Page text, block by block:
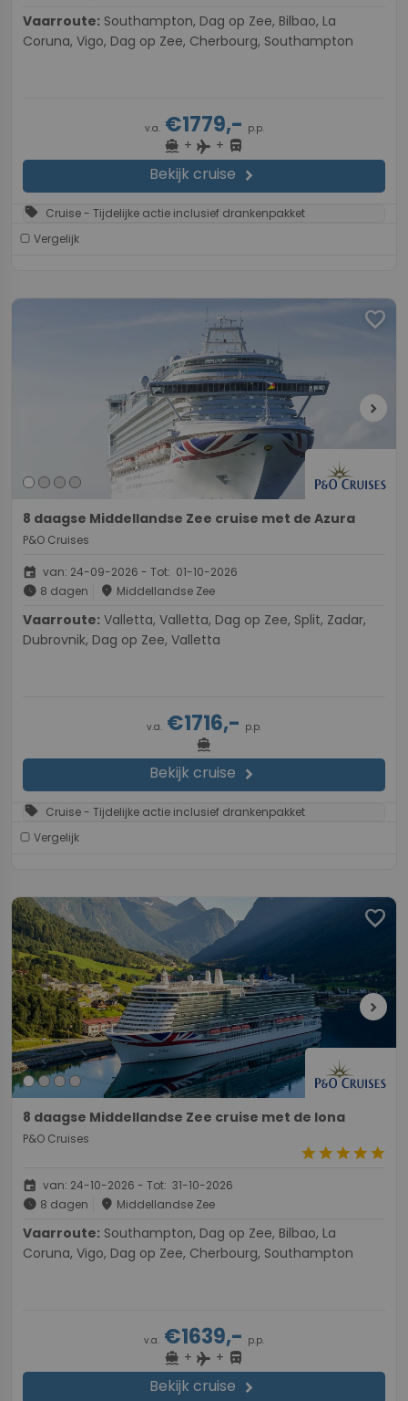
Vaarroute:
Coruna, Vigo, Dag op Zee, Cherbourg, Southampton
v.a.€1779,- p.p.
directions_boat + flight + directions_bus
Bekijk cruise chevron_right
sell Cruise - Tijdelijke actie inclusief drankenpakket
Vergelijk
favorite
chevron_right
8 daagse Middellandse Zee cruise met de Azura
P&O Cruises
event van: 24-09-2026 - Tot: 01-10-2026
schedule 8 dagen place Middellandse Zee
Vaarroute:
Dubrovnik, Dag op Zee, Valletta
v.a. €1716,- p.p.
directions_boat
Bekijk cruise chevron_right
sell Cruise - Tijdelijke actie inclusief drankenpakket
Vergelijk
favorite
chevron_right
8 daagse Middellandse Zee cruise met de Iona
P&O Cruises
starstarstarstarstar
event van: 24-10-2026 - Tot: 31-10-2026
schedule 8 dagen place Middellandse Zee
Vaarroute:
Coruna, Vigo, Dag op Zee, Cherbourg, Southampton
v.a. €1639,- p.p.
directions_boat + flight + directions_bus
Bekijk cruise chevron_right